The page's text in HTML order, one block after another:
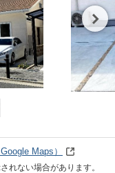
Google Maps）
れない場合があります。